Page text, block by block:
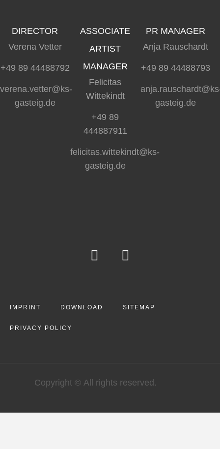
DIRECTOR
Verena Vetter
+49 89 44488792
verena.vetter@ks-
gasteig.de
ASSOCIATE
ARTIST
MANAGER
Felicitas
Wittekindt
+49 89
444887911
felicitas.wittekindt@ks-
gasteig.de
PR MANAGER
Anja Rauschardt
+49 89 44488793
gasteig.de
IMPRINT DOWNLOAD SITEMAP
PRIVACY POLICY
Copyright © All rights reserved.